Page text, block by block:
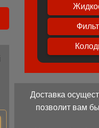
Доставка
позволит вам